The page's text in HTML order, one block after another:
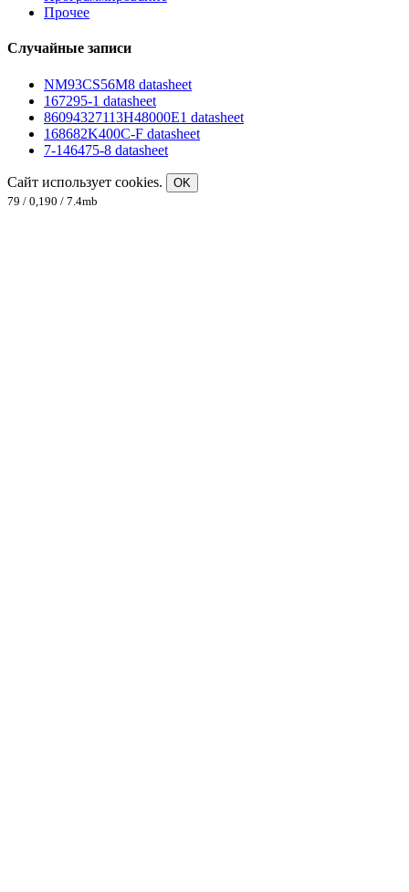
Прочее
Случайные записи
NM93CS56M8 datasheet
167295-1 datasheet
86094327113H48000E1 datasheet
168682K400C-F datasheet
7-146475-8 datasheet
Сайт использует cookies.
OK
79 / 0,190 / 7.4mb